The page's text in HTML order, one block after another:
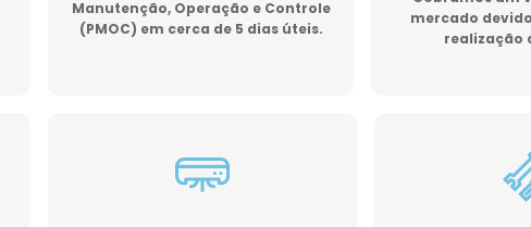
Manutenção, Operação e Controle
(PMOC) em cerca de 5 dias úteis.
mercado
realização